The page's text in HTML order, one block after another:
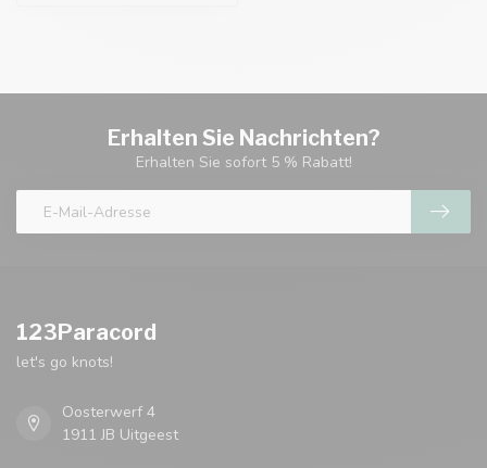
Erhalten Sie Nachrichten?
Erhalten Sie sofort 5 % Rabatt!
123Paracord
let's go knots!
Oosterwerf 4
1911 JB Uitgeest